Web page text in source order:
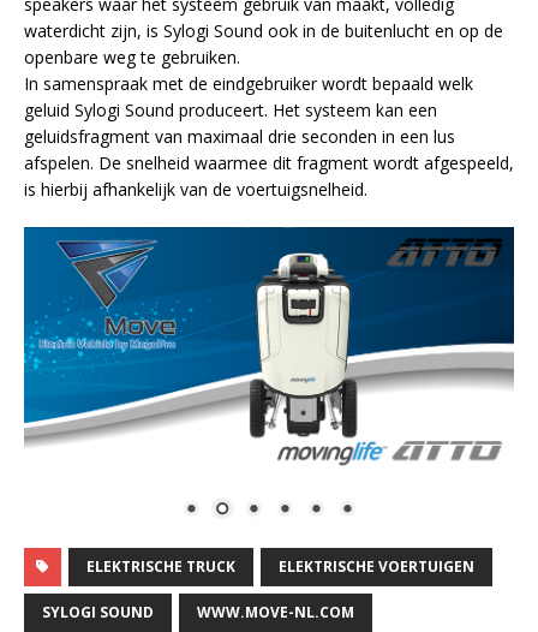
waterdicht zijn, is Sylogi Sound ook in de buitenlucht en op de
openbare weg te gebruiken.
In samenspraak met de eindgebruiker wordt bepaald welk
geluid Sylogi Sound produceert. Het systeem kan een
geluidsfragment van maximaal drie seconden in een lus
afspelen. De snelheid waarmee dit fragment wordt afgespeeld,
is hierbij afhankelijk van de voertuigsnelheid.
ELEKTRISCHE TRUCK ELEKTRISCHE VOERTUIGEN
SYLOGI SOUND WWW.MOVE-NL.COM